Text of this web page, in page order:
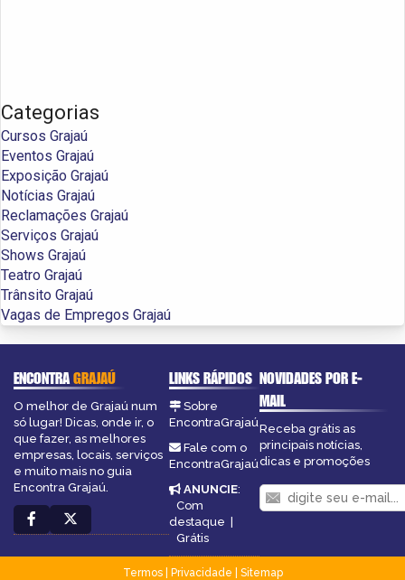
Categorias
Cursos Grajaú
Eventos Grajaú
Exposição Grajaú
Notícias Grajaú
Reclamações Grajaú
Serviços Grajaú
Shows Grajaú
Teatro Grajaú
Trânsito Grajaú
Vagas de Empregos Grajaú
ENCONTRAGRAJAÚ
O melhor de Grajaú num
só lugar! Dicas, onde ir, o
que fazer, as melhores
empresas, locais, serviços
e muito mais no guia
Encontra Grajaú.
LINKS RÁPIDOS
Sobre
EncontraGrajaú
Fale com o
EncontraGrajaú
ANUNCIE:
Com
destaque |
Grátis
NOVIDADES POR E-
MAIL
Receba grátis as
principais notícias,
dicas e promoções
Termos| Privacidade
Sitemap